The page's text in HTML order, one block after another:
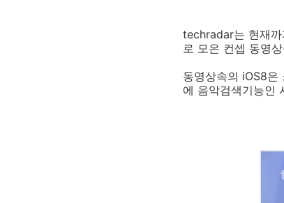
techradar는 현재
로 모은 컨셉 동영
동영상속의 iOS8
에 음악검색기능인